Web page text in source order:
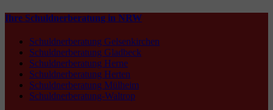
Ihre Schuldnerberatung in NRW
Schuldnerberatung Gelsenkirchen
Schuldnerberatung Gladbeck
Schuldnerberatung Herne
Schuldnerberatung Herten
Schuldnerberatung Mülheim
Schuldnerberatung-Waltrop